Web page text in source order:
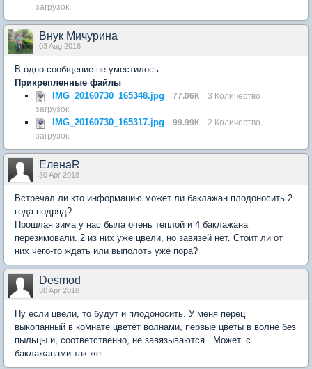
загрузок:
Внук Мичурина
03 Aug 2016
В одно сообщение не уместилось
Прикрепленные файлы
IMG_20160730_165348.jpg
77.06К
3 Количество
загрузок:
IMG_20160730_165317.jpg 99.99К
2 Количество
загрузок:
ЕленаR
30 Apr 2018
Встречал ли кто информацию может ли баклажан плодоносить 2
года подряд?
Прошлая зима у нас была очень теплой и 4 баклажана
перезимовали. 2 из них уже цвели, но завязей нет. Стоит ли от
них чего-то ждать или выполоть уже пора?
Desmod
30 Apr 2018
Ну если цвели, то будут и плодоносить. У меня перец
выкопанный в комнате цветёт волнами, первые цветы в волне без
пыльцы и, соответственно, не завязываются. Может. с
баклажанами так же.